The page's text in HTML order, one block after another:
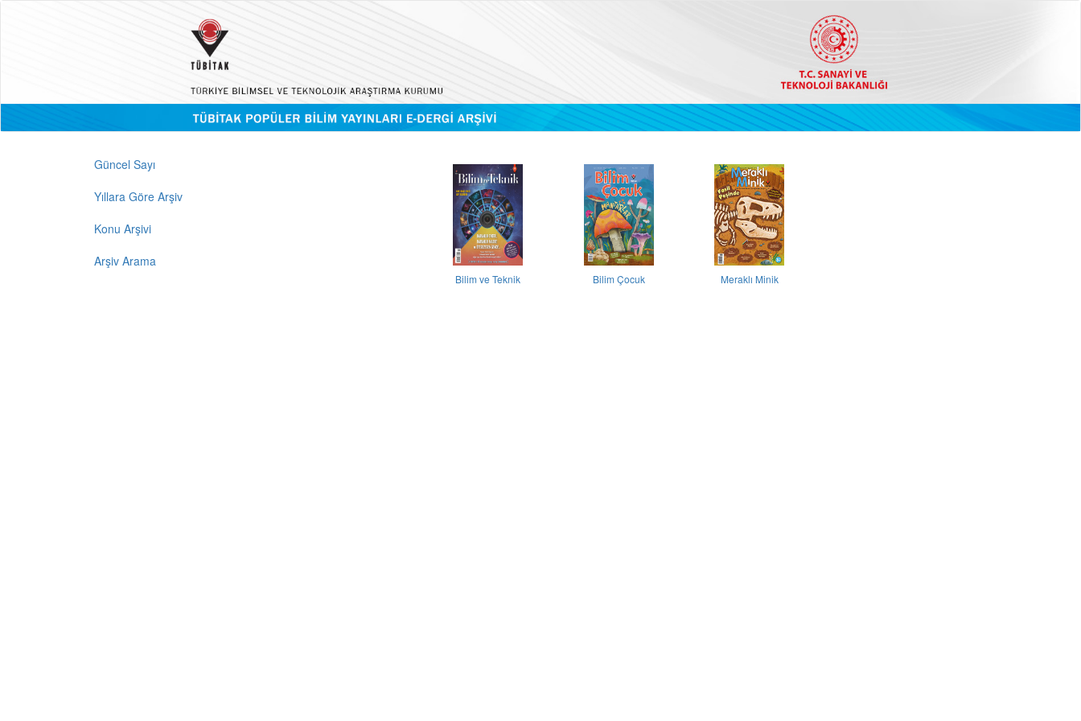
Güncel Sayı
Yıllara Göre Arşiv
Konu Arşivi
Arşiv Arama
Bilim ve Teknik Bilim Çocuk Meraklı Minik